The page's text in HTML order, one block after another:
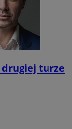
drugiej turze